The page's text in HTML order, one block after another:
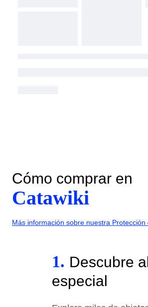
Cómo comprar en
Catawiki
Más información sobre nuestra
1. Descubre
especial